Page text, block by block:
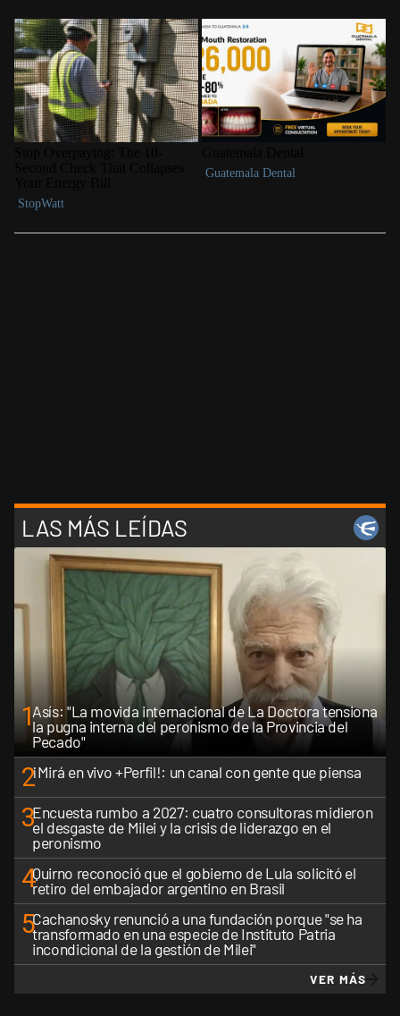
LAS MÁS LEÍDAS
1Asís: "La movida internacional de La Doctora tensiona
la pugna interna del peronismo de la Provincia del
Pecado"
2¡Mirá en vivo +Perfil!: un canal con gente que piensa
3Encuesta rumbo a 2027: cuatro consultoras midieron
el desgaste de Milei y la crisis de liderazgo en el
peronismo
4Quirno reconoció que el gobierno de Lula solicitó el
retiro del embajador argentino en Brasil
5Cachanosky renunció a una fundación porque "se ha
transformado en una especie de Instituto Patria
incondicional de la gestión de Milei"
VER MÁS